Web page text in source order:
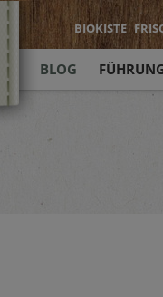
BIOKISTE
BLOG